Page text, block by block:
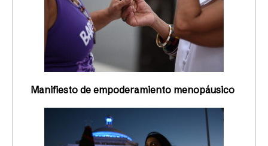
Laura M. Quintero 24/10/2023
ACTIVISMO